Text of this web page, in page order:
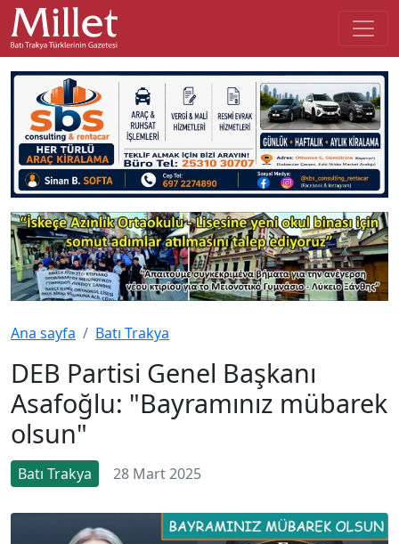
Ana sayfa Batı Trakya
DEB Partisi Genel Başkanı
Asafoğlu: "Bayramınız mübarek
olsun"
Batı Trakya 28 Mart 2025